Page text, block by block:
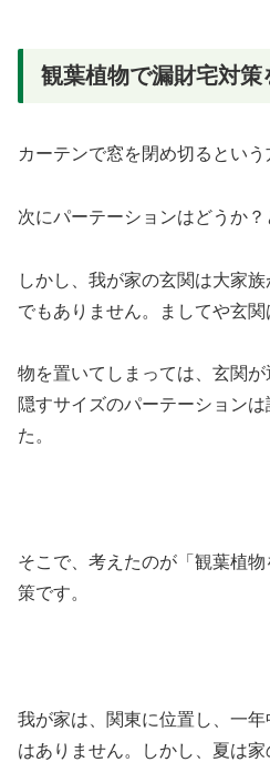
観葉植物で漏財宅対策
カーテンで窓を閉め切るという
次にパーテーションはどうか？
しかし、我が家の玄関は大家
でもありません。ましてや玄関
物を置いてしまっては、玄関
隠すサイズのパーテーション
た。
そこで、考えたのが「観葉植
策です。
我が家は、関東に位置し、一
はありません。しかし、夏は